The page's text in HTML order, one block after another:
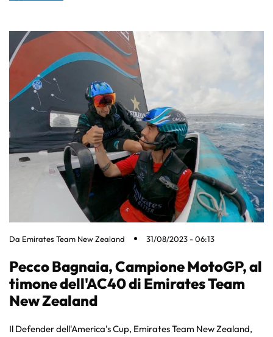
Da Emirates Team New Zealand 31/08/2023 - 06:13
Pecco Bagnaia, Campione MotoGP, al
timone dell'AC40 di Emirates Team
New Zealand
Il Defender dell'America's Cup, Emirates Team New Zealand,